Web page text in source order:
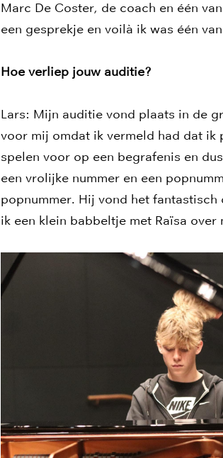
Marc De Coster, de coach en één
een gesprekje en voilà ik was één
Hoe verliep jouw auditie?
Lars: Mijn auditie vond plaats in de
voor mij omdat ik vermeld had dat
spelen voor op een begrafenis en
een vrolijke nummer en een
popnummer. Hij vond het
ik een klein babbeltje met Raïsa